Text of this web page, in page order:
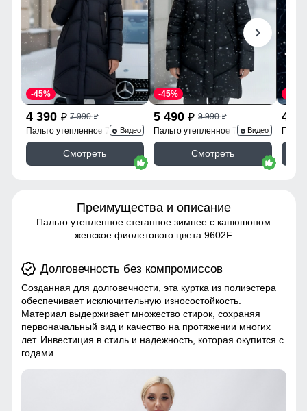
4 390 p 7 990p
-45%
Пальто утепленное 7747Ch
Видео
Смотреть
5 490 p 9 990p
-45%
Пальто утепленное 7745Ch
Видео
Смотреть
4
Преимущества и описание
Пальто утепленное стеганное зимнее с капюшоном
женское фиолетового цвета 9602F
Долговечность без компромиссов
Созданная для долговечности, эта куртка из полиэстера
обеспечивает исключительную износостойкость.
Материал выдерживает множество стирок, сохраняя
первоначальный вид и качество на протяжении многих
лет. Инвестиция в стиль и надежность, которая окупится с
годами.